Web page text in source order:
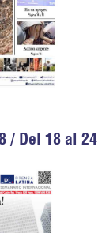
/ Del 18 al 24